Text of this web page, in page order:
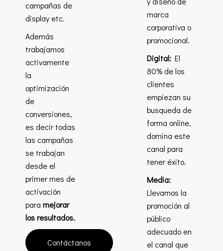
campañas de
display etc.
Además
trabajamos
activamente
la
optimización
de
conversiones,
es decir todas
las campañas
se trabajan
desde el
primer mes de
activación
paramejorar
los resultados.
Contáctanos
marca
corporativa o
promocional.
Digital:El
80% de los
clientes
empiezan su
busqueda de
forma online,
domina este
canal para
tener éxito.
Media:
Llevamos la
promoción al
público
adecuado en
el canal que